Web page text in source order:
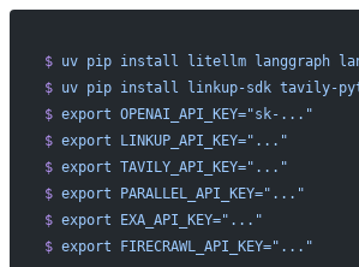
$ uv pip install litellm langgraph
$ uv pip install linkup-sdk tavily-
$ export OPENAI_API_KEY="sk-..."
$ export LINKUP_API_KEY="..."
$ export TAVILY_API_KEY="..."
$ export PARALLEL_API_KEY="..."
$ export EXA_API_KEY="..."
$ export FIRECRAWL_API_KEY="..."